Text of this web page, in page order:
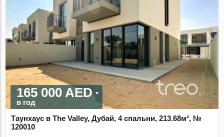
165 000 AED
в год
Таунхаус в The Valley, Дубай, 4 спальни, 213.68м², №
120010